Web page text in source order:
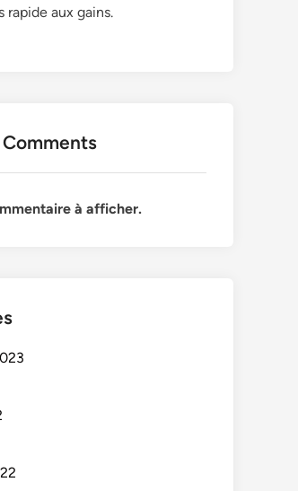
rapide aux gains.
à afficher.